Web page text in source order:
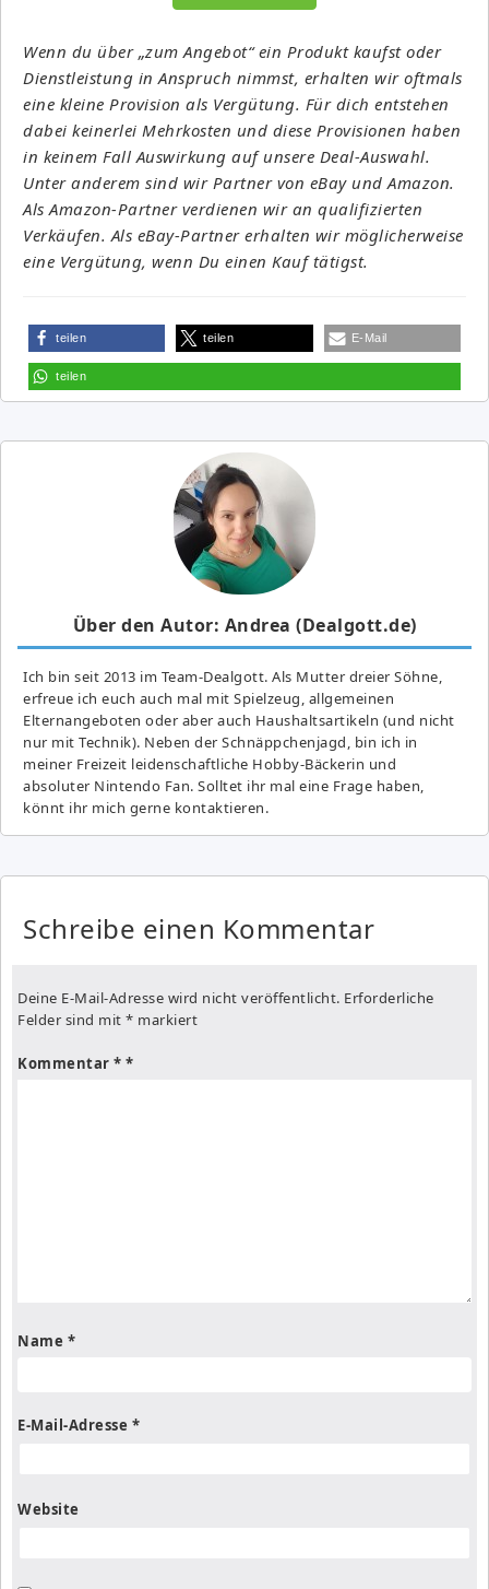
Wenn du über „zum Angebot“ ein Produkt kaufst oder
Dienstleistung in Anspruch nimmst, erhalten wir oftmals
eine kleine Provision als Vergütung. Für dich entstehen
dabei keinerlei Mehrkosten und diese Provisionen haben
in keinem Fall Auswirkung auf unsere Deal-Auswahl.
Unter anderem sind wir Partner von eBay und Amazon.
Als Amazon-Partner verdienen wir an qualifizierten
Verkäufen. Als eBay-Partner erhalten wir möglicherweise
eine Vergütung, wenn Du einen Kauf tätigst.
teilen teilen E-Mail
teilen
Über den Autor: Andrea (Dealgott.de)
Ich bin seit 2013 im Team-Dealgott. Als Mutter dreier Söhne,
erfreue ich euch auch mal mit Spielzeug, allgemeinen
Elternangeboten oder aber auch Haushaltsartikeln (und nicht
nur mit Technik). Neben der Schnäppchenjagd, bin ich in
meiner Freizeit leidenschaftliche Hobby-Bäckerin und
absoluter Nintendo Fan. Solltet ihr mal eine Frage haben,
könnt ihr mich gerne kontaktieren.
Schreibe einen Kommentar
Deine E-Mail-Adresse wird nicht veröffentlicht. Erforderliche
Felder sind mit * markiert
Kommentar *
Name *
E-Mail-Adresse *
Website